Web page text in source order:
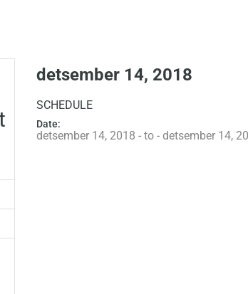
detsember 14, 2018
SCHEDULE
Date:
detsember 14, 2018 - to - detsember 14,